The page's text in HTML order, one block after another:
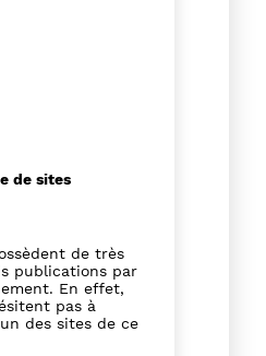
de sites
de très
publications par
En effet,
pas à
des sites de ce